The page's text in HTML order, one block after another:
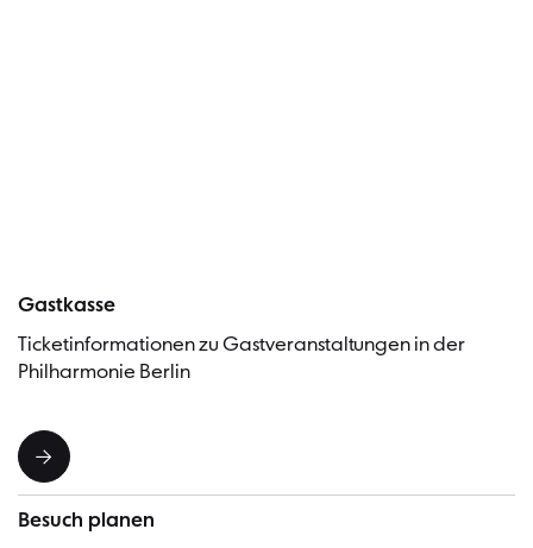
Gastkasse
Ticketinformationen zu Gastveranstaltungen in der
Philharmonie Berlin
Besuch planen